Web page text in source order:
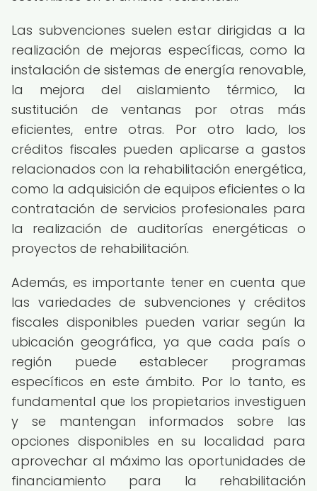
Las subvenciones suelen estar dirigidas a la
realización de mejoras específicas, como la
instalación de sistemas de energía renovable,
la mejora del aislamiento térmico, la
sustitución de ventanas por otras más
eficientes, entre otras. Por otro lado, los
créditos fiscales pueden aplicarse a gastos
relacionados con la rehabilitación energética,
como la adquisición de equipos eficientes o la
contratación de servicios profesionales para
la realización de auditorías energéticas o
proyectos de rehabilitación.
Además, es importante tener en cuenta que
las variedades de subvenciones y créditos
fiscales disponibles pueden variar según la
ubicación geográfica, ya que cada país o
región puede establecer programas
específicos en este ámbito. Por lo tanto, es
fundamental que los propietarios investiguen
y se mantengan informados sobre las
opciones disponibles en su localidad para
aprovechar al máximo las oportunidades de
financiamiento para la rehabilitación